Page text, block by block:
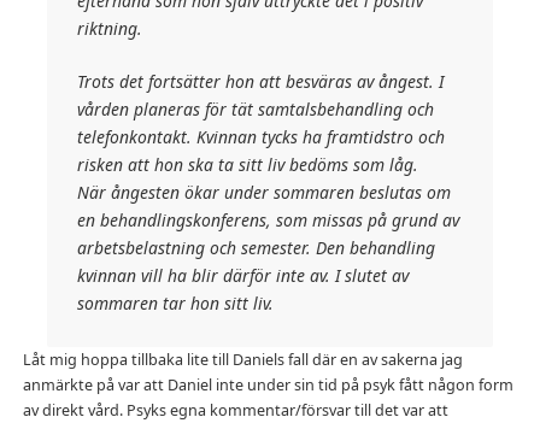
riktning.
Trots det fortsätter hon att besväras av ångest. I
vården planeras för tät samtalsbehandling och
telefonkontakt. Kvinnan tycks ha framtidstro och
risken att hon ska ta sitt liv bedöms som låg.
När ångesten ökar under sommaren beslutas om
en behandlingskonferens, som missas på grund av
arbetsbelastning och semester. Den behandling
kvinnan vill ha blir därför inte av. I slutet av
sommaren tar hon sitt liv.
Låt mig hoppa tillbaka lite till Daniels fall där en av sakerna jag
anmärkte på var att Daniel inte under sin tid på psyk fått någon form
av direkt vård. Psyks egna kommentar/försvar till det var att